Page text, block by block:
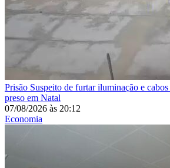
Prisão Suspeito de furtar iluminação e
preso em Natal
07/08/2026 às 20:12
Economia